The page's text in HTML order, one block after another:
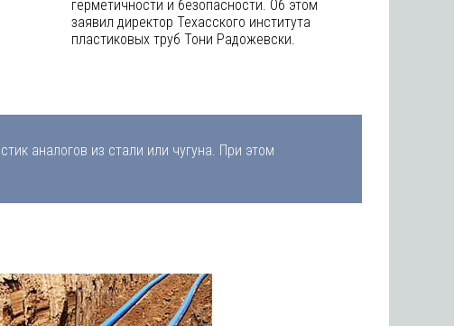
герметичности и безопасности. Об этом
заявил директор Техасского института
пластиковых труб Тони Радожевски.
аналогов из стали или чугуна. При этом